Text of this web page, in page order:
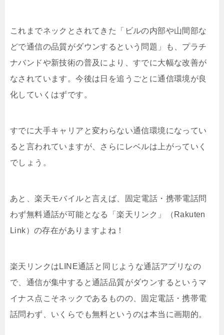
これまでネックとされてきた「ビルの内部や山間部な
どで通信の品質がダウンするという問題」も、プラチ
ナバンドや新技術の普及により、すでに大幅な改善が
なされています。今後は日を追うごとに通信環境が良
化していくはずです。
すでに大手キャリアと変わらない通信環境になってい
ると言われていますが、さらにレベルは上がっていく
でしょう。
あと、楽天モバイルと言えば、固定電話・携帯電話問
わず無料通話が可能となる「楽天リンク」（Rakuten
Link）の存在がありますよね！
楽天リンクはLINE通話と同じような通話アプリなの
で、通信が集中すると通話品質がダウンするというマ
イナス点こそネックであるものの、固定電話・携帯電
話問わず、いくらでも無料というのは本当に画期的。